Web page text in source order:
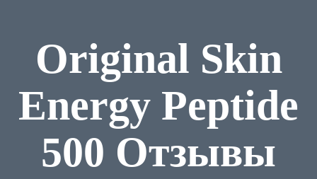
Original Skin
Energy Peptide
500 Отзывы